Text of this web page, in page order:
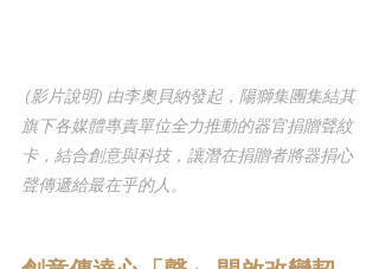
(影片說明) 由李奧貝納發起，陽獅集團集結其
旗下各媒體專責單位全力推動的器官捐贈聲紋
卡，結合創意與科技，讓潛在捐贈者將器捐心
聲傳遞給最在乎的人。